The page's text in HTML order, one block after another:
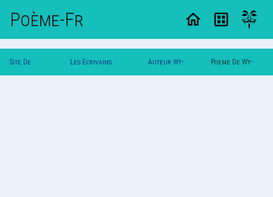
Poème-Fr
Site De Les Ecrivains Auteur Wt- Poeme De Wt-